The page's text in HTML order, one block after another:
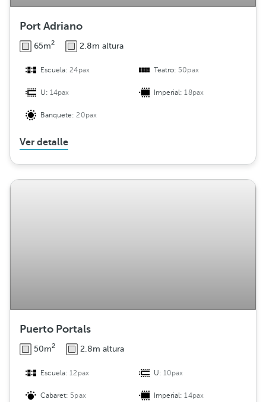
Port Adriano
65m2 2.8m altura
Escuela:24pax Teatro: 50pax
U:14pax Imperial:18pax
Banquete:20pax
Ver detalle
Puerto Portals
50m2 2.8m altura
Escuela:12pax U:10pax
Cabaret: 5pax Imperial:14pax